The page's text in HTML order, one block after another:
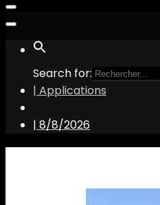
Search for:
| Applications
| 8/8/2026